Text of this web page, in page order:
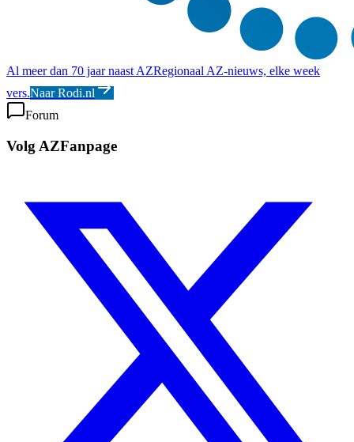
Al meer dan 70 jaar naast AZRegionaal AZ-nieuws, elke week
vers.Naar Rodi.nl
Forum
Volg AZFanpage